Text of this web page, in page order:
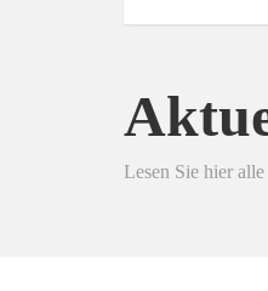
Lesen Sie hier